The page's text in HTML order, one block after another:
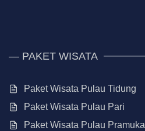
— PAKET WISATA
Paket Wisata Pulau Tidung
Paket Wisata Pulau Pari
Paket Wisata Pulau Pramuka